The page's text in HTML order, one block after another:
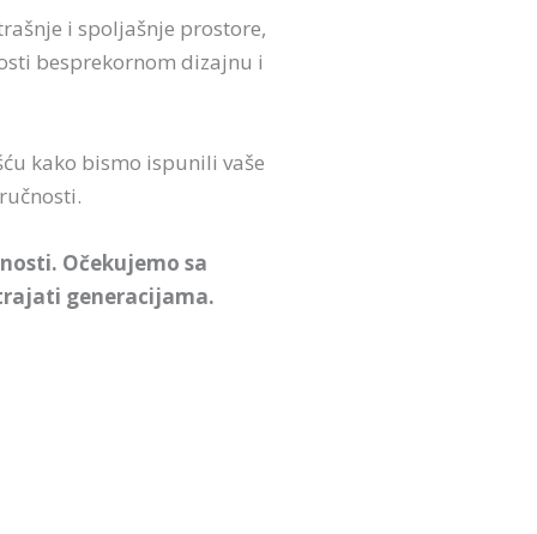
i spoljašnje prostore,
besprekornom dizajnu i
kako bismo ispunili vaše
Očekujemo sa
generacijama.